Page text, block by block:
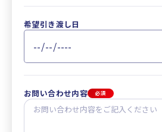
希望引き渡し日
お問い合わせ内容 必須